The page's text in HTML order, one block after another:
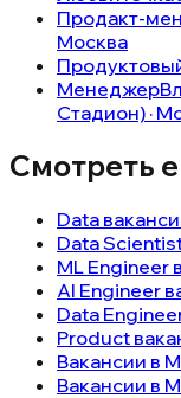
Продакт-
Москва
Менеджер
Стадион) ·
Смотреть
Data
Data
ML Engineer
AI Engineer
Data
Product
Вакансии в
Вакансии в